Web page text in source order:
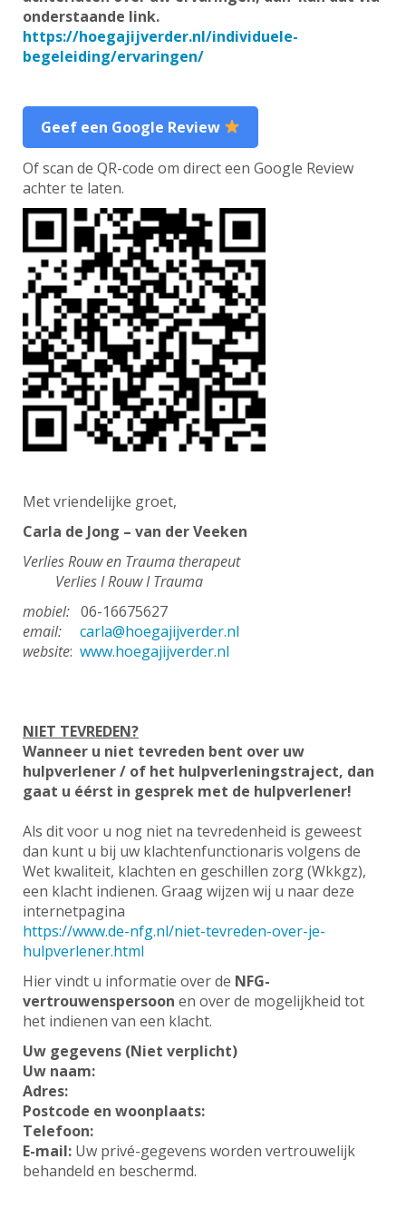
onderstaande link.
https://hoegajijverder.nl/individuele-
begeleiding/ervaringen/
Geef een Google Review
Of scan de QR-code om direct een Google Review
achter te laten.
Met vriendelijke groet,
Carla de Jong – van der Veeken
Verlies Rouw en Trauma therapeut
Verlies I Rouw I Trauma
mobiel: 06-16675627
email:
carla@hoegajijverder.nl
website: www.hoegajijverder.nl
NIET TEVREDEN?
Wanneer u niet tevreden bent over uw
hulpverlener / of het hulpverleningstraject, dan
gaat u éérst in gesprek met de hulpverlener!
Als dit voor u nog niet na tevredenheid is geweest
dan kunt u bij uw klachtenfunctionaris volgens de
Wet kwaliteit, klachten en geschillen zorg (Wkkgz),
een klacht indienen. Graag wijzen wij u naar deze
internetpagina
https://www.de-nfg.nl/niet-tevreden-over-je-
hulpverlener.html
Hier vindt u informatie over de NFG-
vertrouwenspersoon en over de mogelijkheid tot
het indienen van een klacht.
Uw gegevens (Niet verplicht)
Uw naam:
Adres:
Postcode en woonplaats:
Telefoon:
E-mail: Uw privé-gegevens worden vertrouwelijk
behandeld en beschermd.